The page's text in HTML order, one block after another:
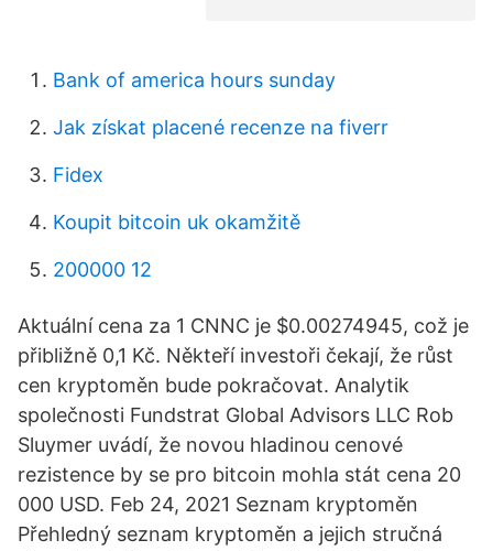
Bank of america hours sunday
Jak získat placené recenze na fiverr
Fidex
Koupit bitcoin uk okamžitě
200000 12
Aktuální cena za 1 CNNC je $0.00274945, což je
přibližně 0,1 Kč. Někteří investoři čekají, že růst
cen kryptoměn bude pokračovat. Analytik
společnosti Fundstrat Global Advisors LLC Rob
Sluymer uvádí, že novou hladinou cenové
rezistence by se pro bitcoin mohla stát cena 20
000 USD. Feb 24, 2021 Seznam kryptoměn
Přehledný seznam kryptoměn a jejich stručná